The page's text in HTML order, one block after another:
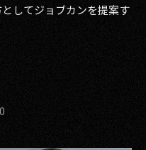
してジョブカンを提案す